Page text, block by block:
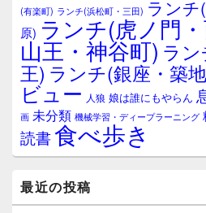
ア(有楽町) ランチ(浜松町・三田) ランチ
原) ランチ(虎ノ門
山王・神谷町) ラ
王) ランチ(銀座・築
ビュー 人狼 娘は誰にもやらん
画 未分類 機械学習・ディープラーニング
読書食べ歩き
最近の投稿